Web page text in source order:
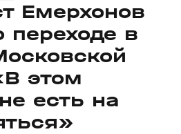
Емерхонов
переходе в
этом
есть на